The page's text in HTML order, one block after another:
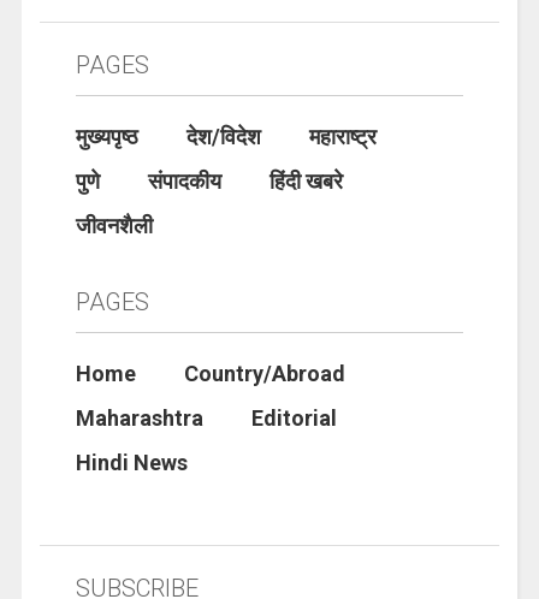
PAGES
मुख्यपृष्ठ देश/विदेश
महाराष्ट्र
पुणे
संपादकीय
हिंदी खबरे
जीवनशैली
PAGES
Home
Country/Abroad
Maharashtra
Editorial
Hindi News
SUBSCRIBE